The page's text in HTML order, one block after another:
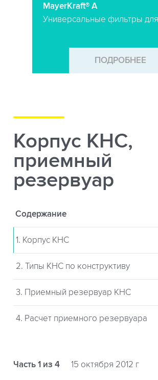
MayerKraft® A
Универсальные фильтры
ПОДРОБНЕЕ
Корпус КНС,
приемный
резервуар
Содержание
1. Корпус КНС
2. Типы КНС по конструктиву
3. Приемный резервуар КНС
4. Расчет приемного резервуара
Часть 1 из 4 15 октября 2012 г